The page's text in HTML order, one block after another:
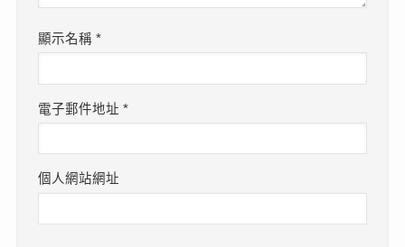
顯示名稱*
電子郵件地址*
個人網站網址